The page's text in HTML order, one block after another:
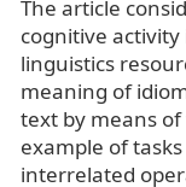
The article
cognitive
linguistics
meaning of
text by means
example of
interrelated